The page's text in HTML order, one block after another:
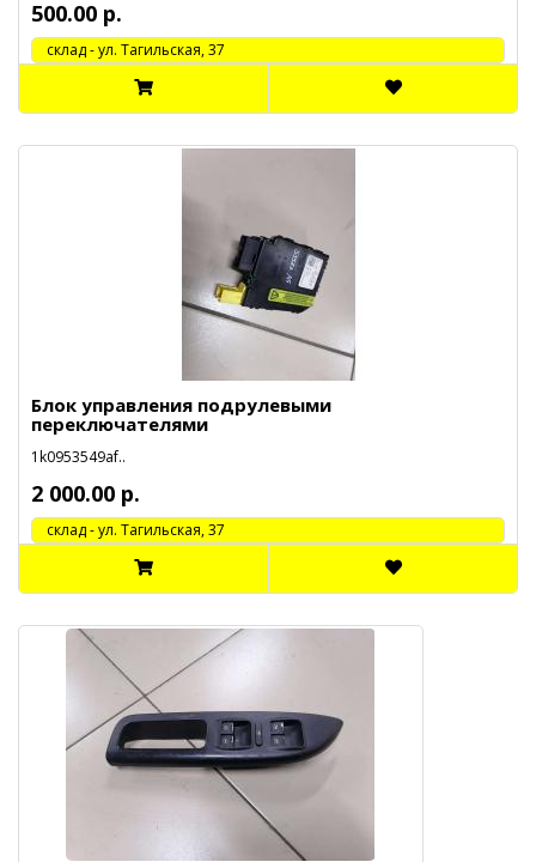
500.00 р.
cклад - ул. Тагильская, 37
Блок управления подрулевыми
переключателями
1k0953549af..
2 000.00 р.
cклад - ул. Тагильская, 37